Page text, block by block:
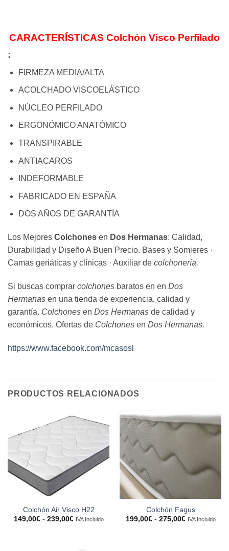
CARACTERÍSTICAS Colchón Visco Perfilado
:
FIRMEZA MEDIA/ALTA
ACOLCHADO VISCOELÁSTICO
NÚCLEO PERFILADO
ERGONÓMICO ANATÓMICO
TRANSPIRABLE
ANTIACAROS
INDEFORMABLE
FABRICADO EN ESPAÑA
DOS AÑOS DE GARANTÍA
Los Mejores Colchones en Dos Hermanas: Calidad,
Durabilidad y Diseño A Buen Precio. Bases y Somieres ·
Camas geriáticas y clínicas · Auxiliar de colchonería.
Si buscas comprar colchones baratos en en Dos
Hermanas en una tienda de experiencia, calidad y
garantía. Colchones en Dos Hermanas de calidad y
económicos. Ofertas de Colchones en Dos Hermanas.
https://www.facebook.com/mcasosl
PRODUCTOS RELACIONADOS
Colchón Air Visco H22
149,00€ - 239,00€Rango
IVA Incluido
Colchón Fagus
199,00€ - 275,00€Rango
IVA Incluido